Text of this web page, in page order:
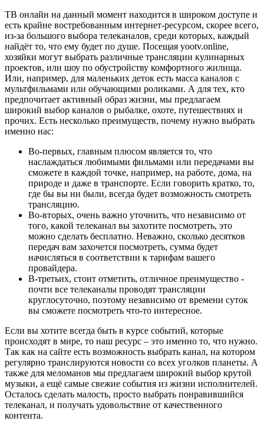
ТВ онлайн на данный момент находится в широком доступе и
есть крайне востребованным интернет-ресурсом, скорее всего,
из-за большого выбора телеканалов, среди которых, каждый
найдёт то, что ему будет по душе. Посещая yootv.online,
хозяйки могут выбрать различные трансляции кулинарных
проектов, или шоу по обустройству комфортного жилища.
Или, например, для маленьких деток есть масса каналов с
мультфильмами или обучающими роликами. А для тех, кто
предпочитает активный образ жизни, мы предлагаем
широкий выбор каналов о рыбалке, охоте, путешествиях и
прочих. Есть несколько преимуществ, почему нужно выбрать
именно нас:
Во-первых, главным плюсом является то, что
наслаждаться любимыми фильмами или передачами вы
сможете в каждой точке, например, на работе, дома, на
природе и даже в транспорте. Если говорить кратко, то,
где бы вы ни были, всегда будет возможность смотреть
трансляцию.
Во-вторых, очень важно уточнить, что независимо от
того, какой телеканал вы захотите посмотреть, это
можно сделать бесплатно. Неважно, сколько десятков
передач вам захочется посмотреть, сумма будет
начисляться в соответствии к тарифам вашего
провайдера.
В-третьих, стоит отметить, отличное преимущество -
почти все телеканалы проводят трансляции
круглосуточно, поэтому независимо от времени суток
вы сможете посмотреть что-то интересное.
Если вы хотите всегда быть в курсе событий, которые
происходят в мире, то наш ресурс – это именно то, что нужно.
Так как на сайте есть возможность выбрать канал, на котором
регулярно транслируются новости со всех уголков планеты. А
также для меломанов мы предлагаем широкий выбор крутой
музыки, а ещё самые свежие события из жизни исполнителей.
Осталось сделать малость, просто выбрать понравившийся
телеканал, и получать удовольствие от качественного
контента.